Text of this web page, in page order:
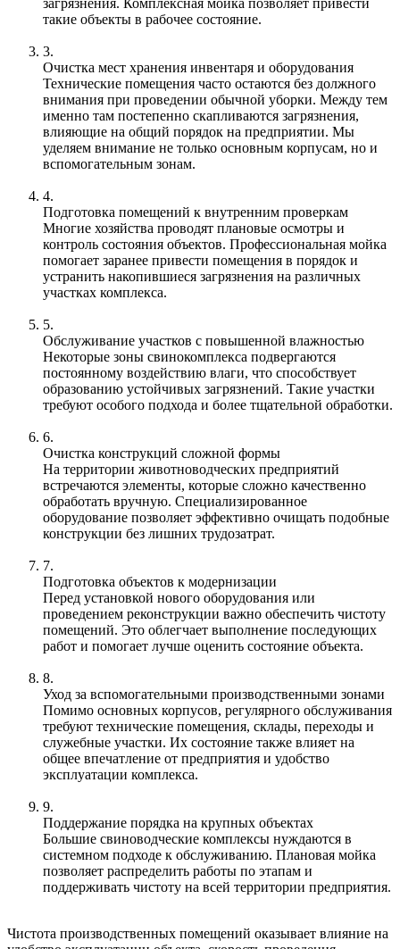
такие объекты в рабочее состояние.
3.
Очистка мест хранения инвентаря и оборудования
Технические помещения часто остаются без должного
внимания при проведении обычной уборки. Между тем
именно там постепенно скапливаются загрязнения,
влияющие на общий порядок на предприятии. Мы
уделяем внимание не только основным корпусам, но и
вспомогательным зонам.
4.
Подготовка помещений к внутренним проверкам
Многие хозяйства проводят плановые осмотры и
контроль состояния объектов. Профессиональная мойка
помогает заранее привести помещения в порядок и
устранить накопившиеся загрязнения на различных
участках комплекса.
5.
Обслуживание участков с повышенной влажностью
Некоторые зоны свинокомплекса подвергаются
постоянному воздействию влаги, что способствует
образованию устойчивых загрязнений. Такие участки
требуют особого подхода и более тщательной обработки.
6.
Очистка конструкций сложной формы
На территории животноводческих предприятий
встречаются элементы, которые сложно качественно
обработать вручную. Специализированное
оборудование позволяет эффективно очищать подобные
конструкции без лишних трудозатрат.
7.
Подготовка объектов к модернизации
Перед установкой нового оборудования или
проведением реконструкции важно обеспечить чистоту
помещений. Это облегчает выполнение последующих
работ и помогает лучше оценить состояние объекта.
8.
Уход за вспомогательными производственными зонами
Помимо основных корпусов, регулярного обслуживания
требуют технические помещения, склады, переходы и
служебные участки. Их состояние также влияет на
общее впечатление от предприятия и удобство
эксплуатации комплекса.
9.
Поддержание порядка на крупных объектах
Большие свиноводческие комплексы нуждаются в
системном подходе к обслуживанию. Плановая мойка
позволяет распределить работы по этапам и
поддерживать чистоту на всей территории предприятия.
Чистота производственных помещений оказывает влияние на